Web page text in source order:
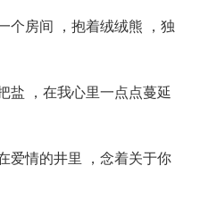
个房间 ，抱着绒绒熊 ，独
盐 ，在我心里一点点蔓延
爱情的井里 ，念着关于你